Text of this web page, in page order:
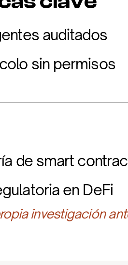
auditados
sin permisos
de smart
en DeFi
investigación